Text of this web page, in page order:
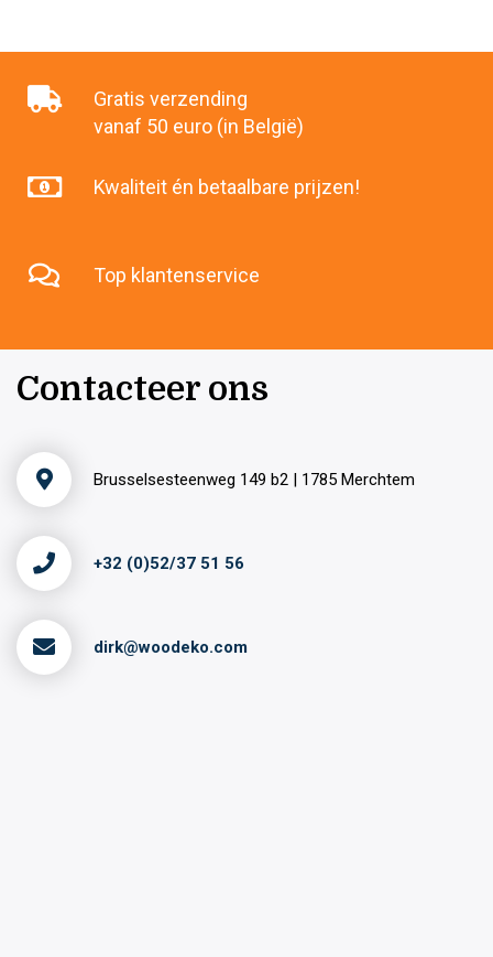
Gratis verzending
vanaf 50 euro (in België)
Kwaliteit én betaalbare prijzen!
Top klantenservice
Contacteer ons
Brusselsesteenweg 149 b2 | 1785 Merchtem
+32 (0)52/37 51 56
dirk@woodeko.com